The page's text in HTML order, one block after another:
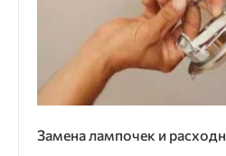
Замена лампочек и